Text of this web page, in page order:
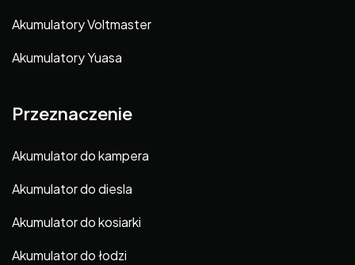
Akumulatory Voltmaster
Akumulatory Yuasa
Przeznaczenie
Akumulator do kampera
Akumulator do diesla
Akumulator do kosiarki
Akumulator do łodzi